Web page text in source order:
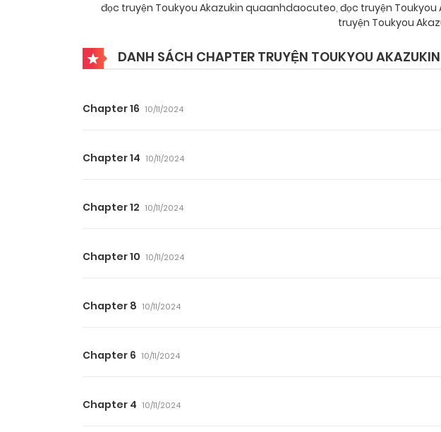
đọc truyện Toukyou Akazukin quaanhdaocuteo, đọc truyện
truyện Toukyou
DANH SÁCH CHAPTER TRUYỆN TOUKYOU AKAZUKIN
Chapter 16 10/11/2024
Chapter 14 10/11/2024
Chapter 12 10/11/2024
Chapter 10 10/11/2024
Chapter 8 10/11/2024
Chapter 6 10/11/2024
Chapter 4 10/11/2024